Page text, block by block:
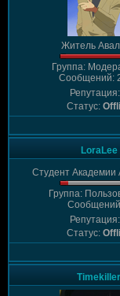
Житель
Группа:
Сообщений:
Репутация:
Статус:
LoraLee
Студент Академии
Группа:
Репутация:
Статус:
Timekiller